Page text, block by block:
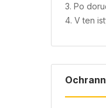
3. Po
4. V ten